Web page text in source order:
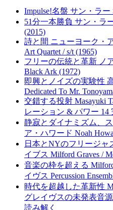
Impulse!名盤 サン・ラー
51分一本勝負 サン・ラ
(2015)
詩と間 ニューヨーク・
Art Quartet / s/t (1965)
フリーの伝統と革新 ノ
Black Ark (1972)
即興とノイズの実験性
Dedicated To Mr.
交錯する投射 Masayuki
レーション & パワー 14
静寂とダイナミズム、
ア・ハワード Noah
日本とNYのフリージャ
イブス Milford Graves /
音楽の枠を超える
イヴス Percussion
時代を超越した革新性
グレイヴスの未発表音源
読み解く